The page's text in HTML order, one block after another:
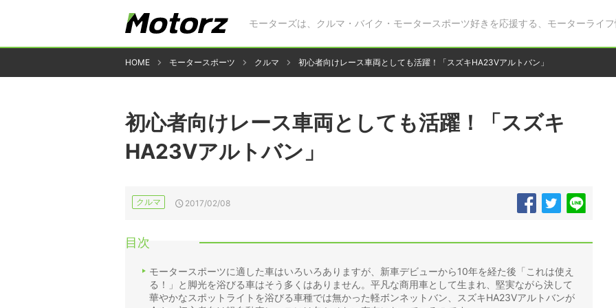
モーターズは、クルマ・バイク・モータースポーツ好きを応援する、モーターライフ
HOME モータースポーツ クルマ 初心者向けレース車両としても活躍！「スズキHA23Vアルトバン」
初心者向けレース車両としても活躍！「スズキ
HA23Vアルトバン」
クルマ 2017/02/08
目次
モータースポーツに適した車はいろいろありますが、新車デビューから10年を経た後「これは使え
る！」と脚光を浴びる車はそう多くはありません。平凡な商用車として生まれ、堅実ながら決して
華やかなスポットライトを浴びる車種では無かった軽ボンネットバン、スズキHA23Vアルトバンが